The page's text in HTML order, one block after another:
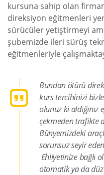
kursuna sahip olan
direksiyon eğitmenleri
sürücüler yetiştirmeyi
şubemizde ileri sürüş
eğitmenleriyle
Bundan ötürü
kurs tercihinizi
olunuz ki aldığınız
çekmeden trafikte
Bünyemizdeki
sorunsuz seyir
Ehliyetinize bağlı
otomatik ya da